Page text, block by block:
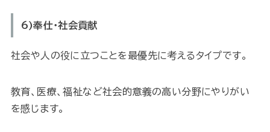
6)奉仕・社会貢献
社会や人の役に立つことを最優先に考えるタイプです。
教育、医療、福祉など社会的意義の高い分野にやりがい
を感じます。